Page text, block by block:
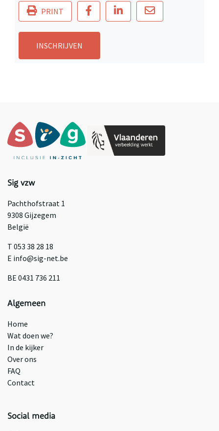
PRINT
INSCHRIJVEN
Sig vzw
Pachthofstraat 1
9308 Gijzegem
België
T 053 38 28 18
E info@sig-net.be
BE 0431 736 211
Algemeen
Home
Wat doen we?
In de kijker
Over ons
FAQ
Contact
Social media